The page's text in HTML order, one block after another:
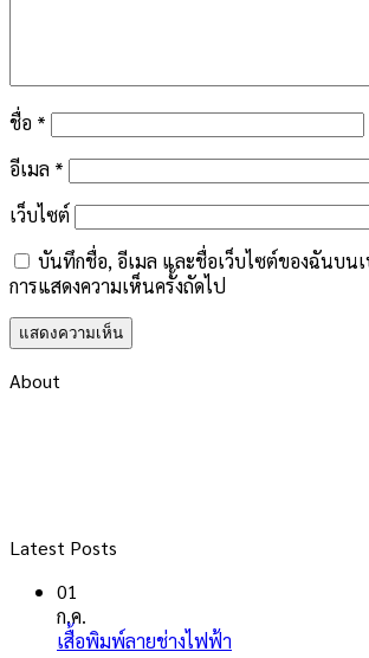
ชื่อ *
อีเมล *
เว็บไซต์
บันทึกชื่อ, อีเมล และชื่อเว็บไซต์ของฉันบน
การแสดงความเห็นครั้งถัดไป
About
Latest Posts
01
ก.ค.
เสื้อพิมพ์ลายช่างไฟฟ้า